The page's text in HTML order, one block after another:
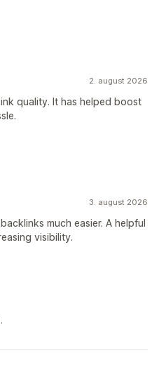
2. august 2026
quality. It has helped boost
3. august 2026
much easier. A helpful
visibility.